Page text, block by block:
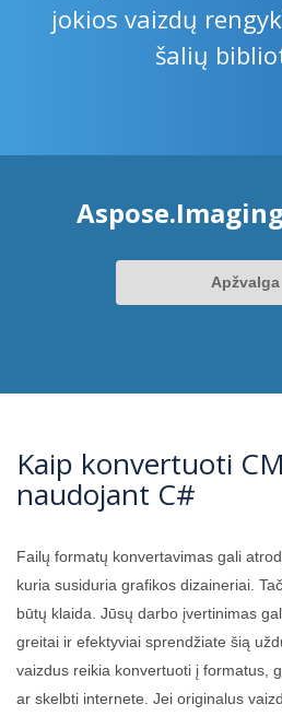
jokios vaizdų
šalių
Apžvalga
Kaip konvertuoti
naudojant C#
Failų formatų konvertavimas gali
kuria susiduria grafikos dizaineriai.
būtų klaida. Jūsų darbo įvertinimas
greitai ir efektyviai sprendžiate šią
vaizdus reikia konvertuoti į formatus,
ar skelbti internete. Jei originalus